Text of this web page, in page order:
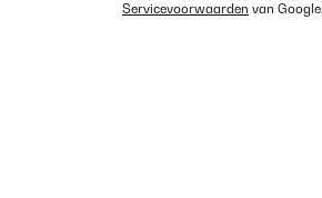
Servicevoorwaarden van Google.